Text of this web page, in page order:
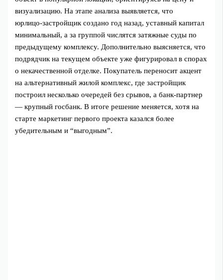
визуализацию. На этапе анализа выявляется, что
юрлицо‑застройщик создано год назад, уставный капитал
минимальный, а за группой числятся затяжные суды по
предыдущему комплексу. Дополнительно выясняется, что
подрядчик на текущем объекте уже фигурировал в спорах
о некачественной отделке. Покупатель переносит акцент
на альтернативный жилой комплекс, где застройщик
построил несколько очередей без срывов, а банк‑партнер
— крупный госбанк. В итоге решение меняется, хотя на
старте маркетинг первого проекта казался более
убедительным и “выгодным”.